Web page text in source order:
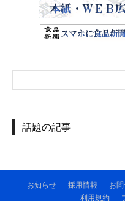
話題の記事
お知らせ 採用情報 お
利用規約